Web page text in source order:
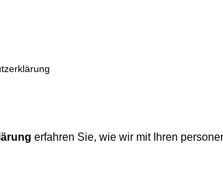
erfahren Sie, wie wir mit Ihren